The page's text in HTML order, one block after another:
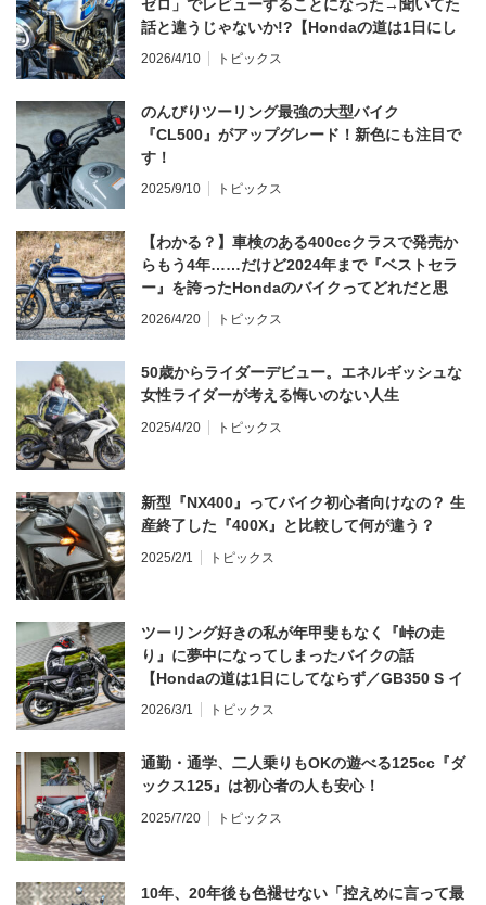
ゼロ」でレビューすることになった→聞いてた
話と違うじゃないか!?【Hondaの道は1日にし
てならず／CB1000F ①第一印象 編】
2026/4/10 トピックス
のんびりツーリング最強の大型バイク
『CL500』がアップグレード！新色にも注目で
す！
2025/9/10 トピックス
【わかる？】車検のある400ccクラスで発売か
らもう4年……だけど2024年まで『ベストセラ
ー』を誇ったHondaのバイクってどれだと思
う？
2026/4/20 トピックス
50歳からライダーデビュー。エネルギッシュな
女性ライダーが考える悔いのない人生
2025/4/20 トピックス
新型『NX400』ってバイク初心者向けなの？ 生
産終了した『400X』と比較して何が違う？
2025/2/1 トピックス
ツーリング好きの私が年甲斐もなく『峠の走
り』に夢中になってしまったバイクの話
【Hondaの道は1日にしてならず／GB350 S イ
ンプレ・レビュー 前編】
2026/3/1 トピックス
通勤・通学、二人乗りもOKの遊べる125cc『ダ
ックス125』は初心者の人も安心！
2025/7/20 トピックス
10年、20年後も色褪せない「控えめに言って最